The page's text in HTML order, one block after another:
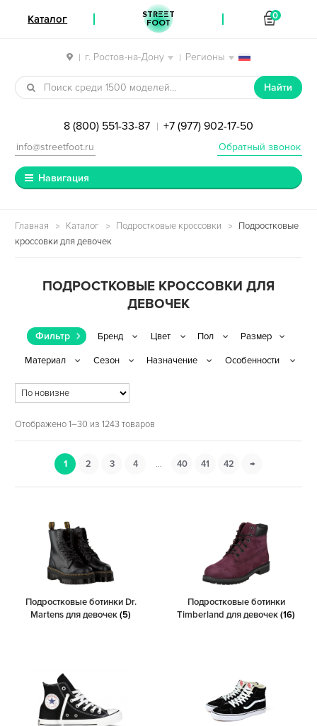
| г. Ростов-на-Дону | Регионы
Перейти к навигации
Перейти к содержимому
Найти
8 (800) 551-33-87 | +7 (977) 902-17-50
Обратный звонок
info@streetfoot.ru
Навигация
Главная Каталог Подростковые кроссовки
Подростковые
кроссовки для девочек
ПОДРОСТКОВЫЕ КРОССОВКИ ДЛЯ
ДЕВОЧЕК
Фильтр
Отображено 1–30 из 1243 товаров
1 2 3 4 … 40 41 42 →
Подростковые ботинки Dr.
Martens для девочек(5)
Подростковые ботинки
Timberland для девочек(16)
Каталог STREET
FOOT
0